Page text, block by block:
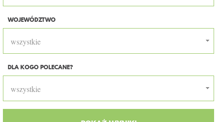
WOJEWÓDZTWO
wszystkie
DLA KOGO POLECANE?
wszystkie